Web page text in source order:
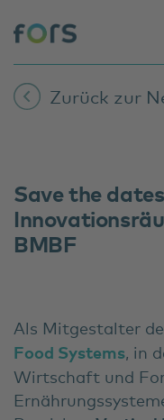
Zurück zur
Save the
BMBF
Als Mitgestalter
Food Systems, in
Wirtschaft und